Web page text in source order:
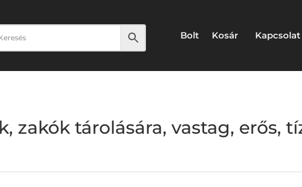
Bolt Kosár Kapcsolat
zakók tárolására, vastag, erős,